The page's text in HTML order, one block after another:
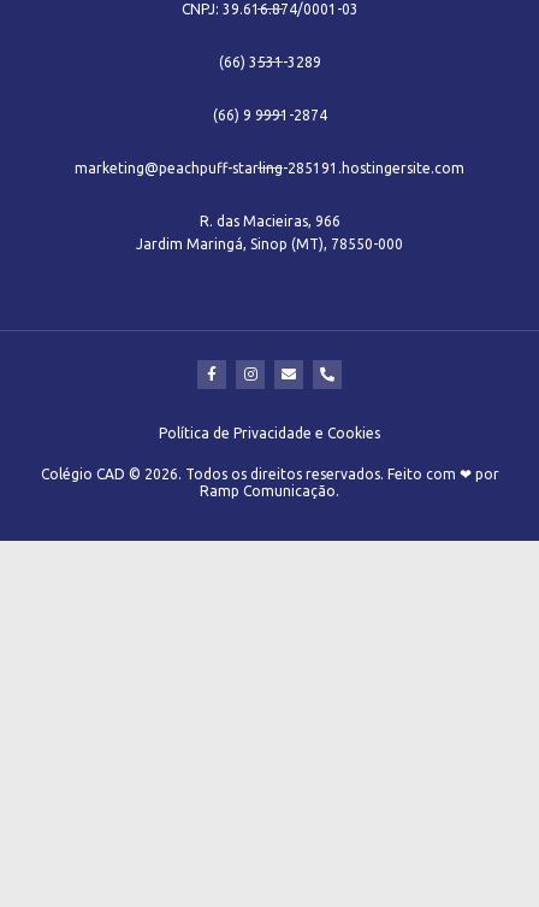
CNPJ: 39.616.874/0001-03
(66) 3531-3289
(66) 9 9991-2874
marketing@peachpuff-starling-285191.hostingersite.com
R. das Macieiras, 966
Jardim Maringá, Sinop (MT), 78550-000
Política de Privacidade e Cookies
Colégio CAD © 2026. Todos os direitos reservados. Feito com ❤ por
Ramp Comunicação.